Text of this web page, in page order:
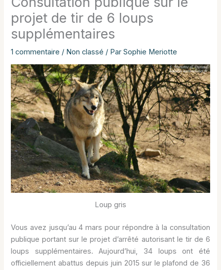
projet de tir de 6 loups
supplémentaires
1 commentaire / Non classé / ParSophie Meriotte
Loup gris
Vous avez jusqu’au 4 mars pour répondre à la consultation
publique portant sur le projet d’arrêté autorisant le tir de 6
loups supplémentaires. Aujourd’hui, 34 loups ont été
officiellement abattus depuis juin 2015 sur le plafond de 36